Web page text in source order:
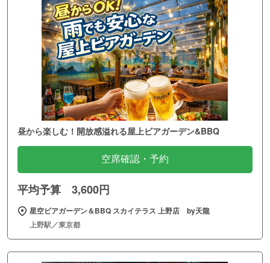
昼から楽しむ！開放感溢れる屋上ビアガーデン&BBQ
空席確認・予約
平均予算 3,600円
星空ビアガーデン＆BBQ スカイテラス 上野店 by天龍
上野駅／東京都